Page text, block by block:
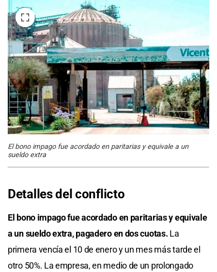
El bono impago fue acordado en paritarias y equivale a un
sueldo extra
Detalles del conflicto
El bono impago fue acordado en paritarias y equivale
a un sueldo extra, pagadero en dos cuotas. La
primera vencía el 10 de enero y un mes más tarde el
otro 50%. La empresa, en medio de un prolongado